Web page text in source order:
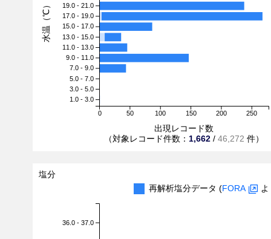
0 50 100 150 200 250
19.0 - 21.0
17.0 - 19.0
15.0 - 17.0
13.0 - 15.0
11.0 - 13.0
9.0 - 11.0
7.0 - 9.0
5.0 - 7.0
3.0 - 5.0
1.0 - 3.0
出現レコード数
（対象レコード件数： 1,662 / 46,272 件）
水温（℃）
塩分
再解析塩分データ (FORA
36.0 - 37.0